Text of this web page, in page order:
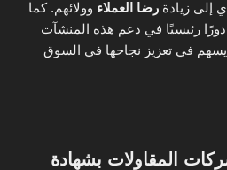
إلى زيادة رضا العملاء وولائهم. كما
دورًا رئيسيًا في دعم هذه المنشآت
في تعزيز نجاحها في السوق
المقاولات بشهادة